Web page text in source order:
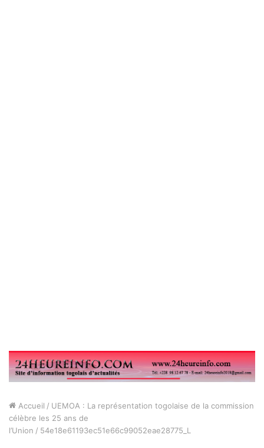
Accueil / UEMOA : La représentation togolaise de la commission
célèbre les 25 ans de
l’Union / 54e18e61193ec51e66c99052eae28775_L